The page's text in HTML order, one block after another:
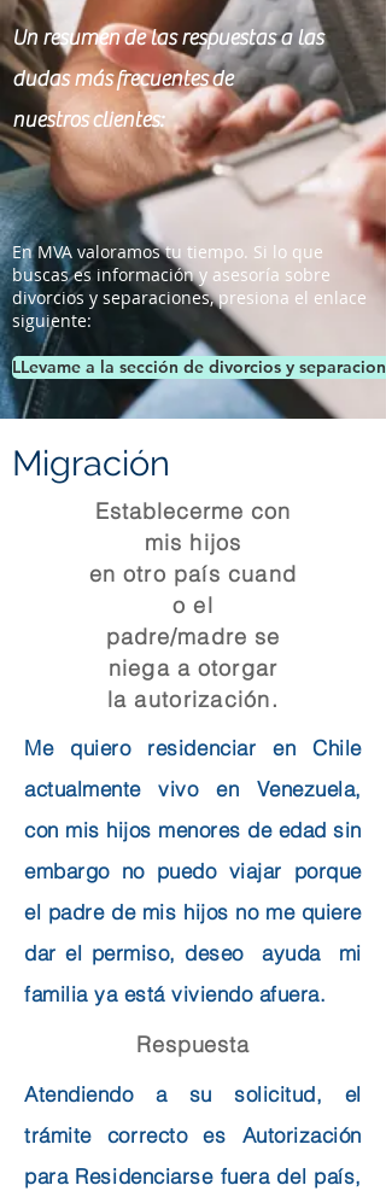
Un resumende las respuestas a las
dudas másfrecuentesde
nuestrosclientes:
En MVA valoramos tu tiempo. Si lo que
buscas es información y asesoría sobre
divorcios y separaciones, presiona el enlace
siguiente:
LLevame a la sección de divorcios y
Migración
Establecerme con
mis hijos
enotro país cuand
o el
padre/madre se
niega a otorgar
la autorización.
Me quiero residenciar en Chile
actualmente vivo en Venezuela,
con mis hijos menores de edad sin
embargo no puedo viajar porque
el padre de mis hijos no me quiere
dar el permiso, deseo ayuda mi
familia ya está viviendo afuera.
Respuesta
Atendiendo a su solicitud, el
trámite correcto es Autorización
para Residenciarse fuera del país,